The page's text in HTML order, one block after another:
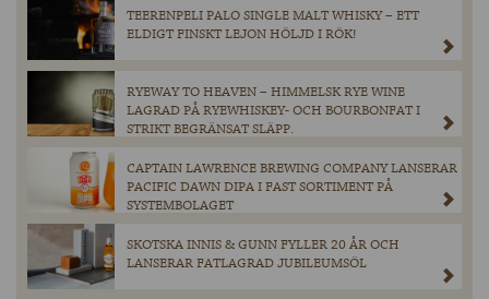
TEERENPELI PALO SINGLE MALT WHISKY – ETT
ELDIGT FINSKT LEJON HÖLJD I RÖK!
RYEWAY TO HEAVEN – HIMMELSK RYE WINE
LAGRAD PÅ RYEWHISKEY- OCH BOURBONFAT I
STRIKT BEGRÄNSAT SLÄPP.
CAPTAIN LAWRENCE BREWING COMPANY LANSERAR
PACIFIC DAWN DIPA I FAST SORTIMENT PÅ
SYSTEMBOLAGET
SKOTSKA INNIS & GUNN FYLLER 20 ÅR OCH
LANSERAR FATLAGRAD JUBILEUMSÖL